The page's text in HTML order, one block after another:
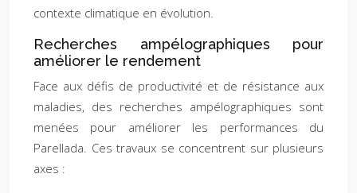
contexte climatique en évolution.
Recherches ampélographiques pour
améliorer le rendement
Face aux défis de productivité et de résistance aux
maladies, des recherches ampélographiques sont
menées pour améliorer les performances du
Parellada. Ces travaux se concentrent sur plusieurs
axes :